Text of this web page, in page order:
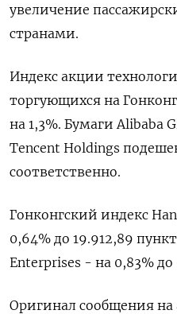
увеличение
странами.
Индекс акции
торгующихся на
на 1,3%. Бумаги Alibaba
Tencent Holdings
соответственно.
Гонконгский индекс
0,64% до 19.912,89​
Enterprises - на 0,83% до
Оригинал сообщения